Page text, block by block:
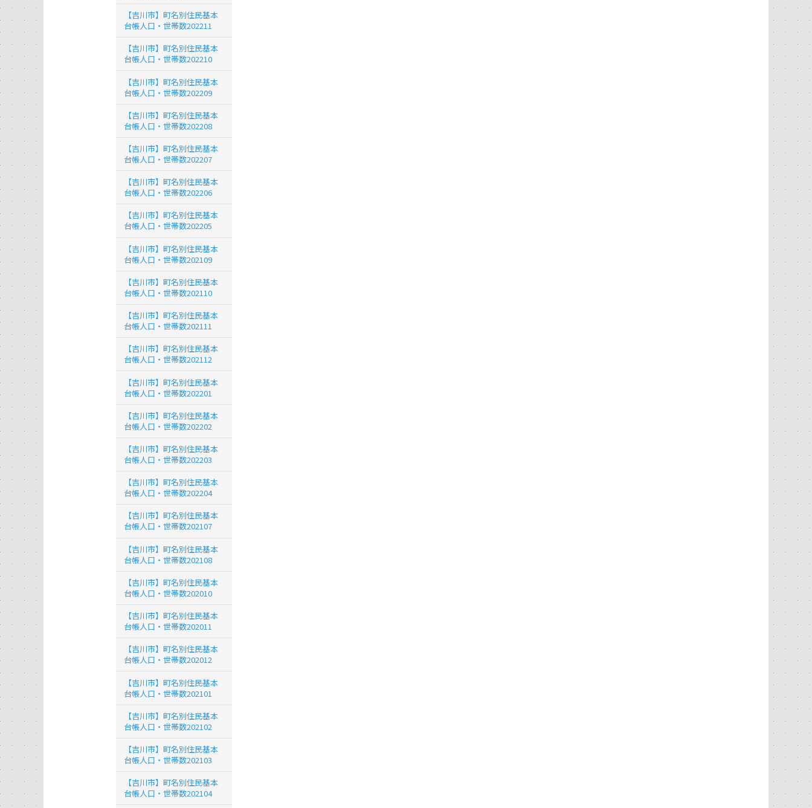
【吉川市】町名別住民基本
台帳人口・世帯数202211
【吉川市】町名別住民基本
台帳人口・世帯数202210
【吉川市】町名別住民基本
台帳人口・世帯数202209
【吉川市】町名別住民基本
台帳人口・世帯数202208
【吉川市】町名別住民基本
台帳人口・世帯数202207
【吉川市】町名別住民基本
台帳人口・世帯数202206
【吉川市】町名別住民基本
台帳人口・世帯数202205
【吉川市】町名別住民基本
台帳人口・世帯数202109
【吉川市】町名別住民基本
台帳人口・世帯数202110
【吉川市】町名別住民基本
台帳人口・世帯数202111
【吉川市】町名別住民基本
台帳人口・世帯数202112
【吉川市】町名別住民基本
台帳人口・世帯数202201
【吉川市】町名別住民基本
台帳人口・世帯数202202
【吉川市】町名別住民基本
台帳人口・世帯数202203
【吉川市】町名別住民基本
台帳人口・世帯数202204
【吉川市】町名別住民基本
台帳人口・世帯数202107
【吉川市】町名別住民基本
台帳人口・世帯数202108
【吉川市】町名別住民基本
台帳人口・世帯数202010
【吉川市】町名別住民基本
台帳人口・世帯数202011
【吉川市】町名別住民基本
台帳人口・世帯数202012
【吉川市】町名別住民基本
台帳人口・世帯数202101
【吉川市】町名別住民基本
台帳人口・世帯数202102
【吉川市】町名別住民基本
台帳人口・世帯数202103
【吉川市】町名別住民基本
台帳人口・世帯数202104